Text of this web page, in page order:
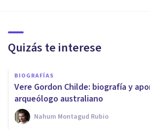
Quizás te interese
BIOGRAFÍAS
Vere Gordon Childe: biografía y
arqueólogo australiano
Nahum Montagud Rubio